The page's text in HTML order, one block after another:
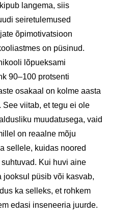
langema, siis
seiretulemused
õpimotivatsioon
on püsinud.
lõpueksami
90–100 protsenti
osakaal on kolme aasta
See viitab, et tegu ei ole
muudatusega, vaid
on reaalne mõju
sellele, kuidas noored
Kui huvi aine
jooksul püsib või kasvab,
ka selleks, et rohkem
edasi inseneeria juurde.